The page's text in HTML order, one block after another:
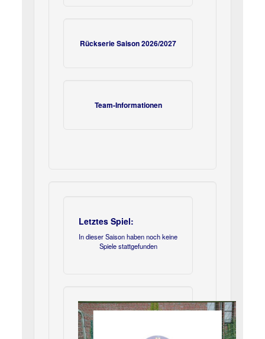
Rückserie Saison 2026/2027
Team-Informationen
Letztes Spiel:
In dieser Saison haben noch keine
Spiele stattgefunden